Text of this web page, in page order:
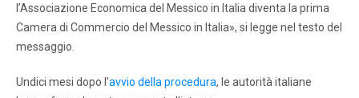
l’Associazione Economica del Messico in Italia diventa la prima
Camera di Commercio del Messico in Italia», si legge nel testo del
messaggio.
Undici mesi dopo l’avvio della procedura, le autorità italiane